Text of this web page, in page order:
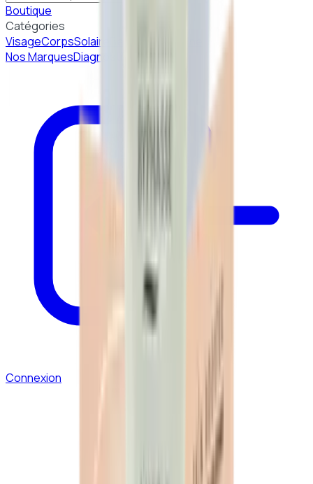
Boutique
Catégories
VisageCorpsSolaire
Nos MarquesDiagnostic peau
Connexion